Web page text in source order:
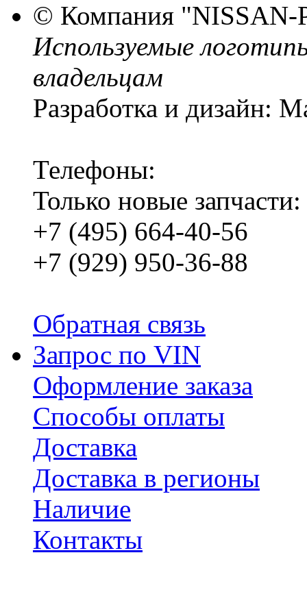
© Компания "NISSAN-
Используемые
владельцам
Разработка и дизайн:
Телефоны:
Только новые запчасти:
+7 (495) 664-40-56
+7 (929) 950-36-88
Обратная связь
Запрос по VIN
Оформление заказа
Способы оплаты
Доставка
Доставка в регионы
Наличие
Контакты